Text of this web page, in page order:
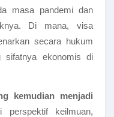
masa pandemi dan
Di mana, visa
secara hukum
sifatnya ekonomis di
kemudian menjadi
perspektif keilmuan,